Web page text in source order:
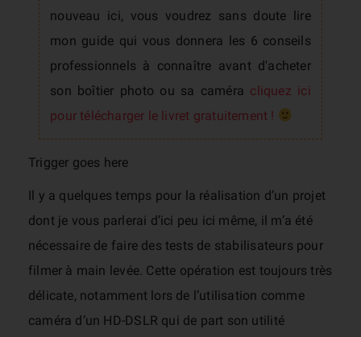
nouveau ici, vous voudrez sans doute lire
mon guide qui vous donnera les 6 conseils
professionnels à connaître avant d'acheter
son boîtier photo ou sa caméra cliquez ici
pour télécharger le livret gratuitement !
Trigger goes here
Il y a quelques temps pour la réalisation d’un projet
dont je vous parlerai d’ici peu ici même, il m’a été
nécessaire de faire des tests de stabilisateurs pour
filmer à main levée. Cette opération est toujours très
délicate, notamment lors de l’utilisation comme
caméra d’un HD-DSLR qui de part son utilité